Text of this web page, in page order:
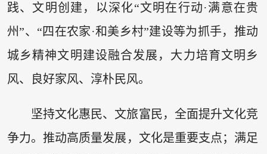
践、文明创建，以深化“文明在行动·满意在贵
州”、“四在农家·和美乡村”建设等为抓手，推动
城乡精神文明建设融合发展，大力培育文明乡
风、良好家风、淳朴民风。
坚持文化惠民、文旅富民，全面提升文化竞
争力。推动高质量发展，文化是重要支点；满足